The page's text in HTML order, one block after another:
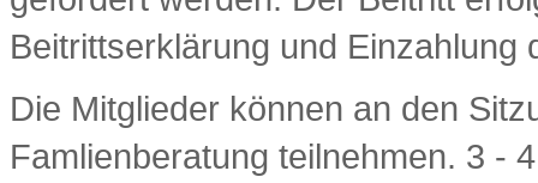
Beitrittserklärung und Einzahlung
Die Mitglieder können an den
Famlienberatung teilnehmen. 3 -